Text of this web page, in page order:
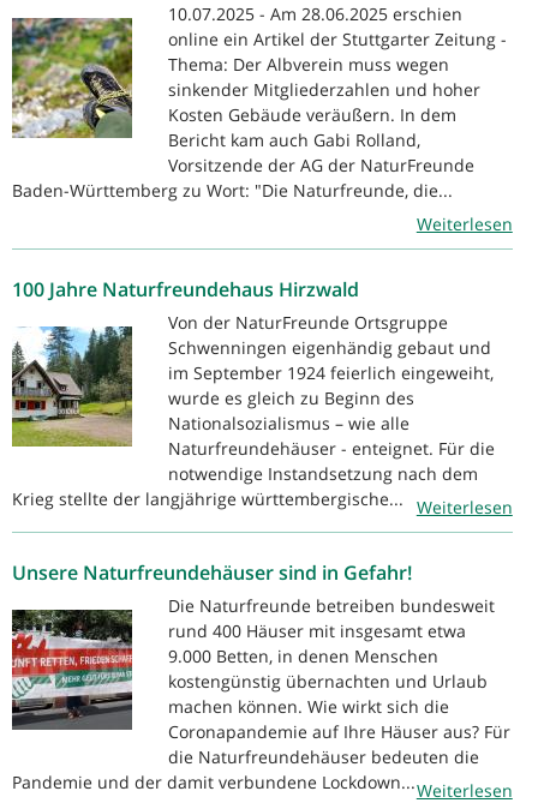
10.07.2025 - Am 28.06.2025 erschien
online ein Artikel der Stuttgarter Zeitung -
Thema: Der Albverein muss wegen
sinkender Mitgliederzahlen und hoher
Kosten Gebäude veräußern. In dem
Bericht kam auch Gabi Rolland,
Vorsitzende der AG der NaturFreunde
Baden-Württemberg zu Wort: "Die Naturfreunde, die...
Weiterlesen
100 Jahre Naturfreundehaus Hirzwald
Von der NaturFreunde Ortsgruppe
Schwenningen eigenhändig gebaut und
im September 1924 feierlich eingeweiht,
wurde es gleich zu Beginn des
Nationalsozialismus – wie alle
Naturfreundehäuser - enteignet. Für die
notwendige Instandsetzung nach dem
Krieg stellte der langjährige württembergische...
Weiterlesen
Unsere Naturfreundehäuser sind in Gefahr!
Die Naturfreunde betreiben bundesweit
rund 400 Häuser mit insgesamt etwa
9.000 Betten, in denen Menschen
kostengünstig übernachten und Urlaub
machen können. Wie wirkt sich die
Coronapandemie auf Ihre Häuser aus? Für
die Naturfreundehäuser bedeuten die
Pandemie und der damit verbundene Lockdown...Weiterlesen